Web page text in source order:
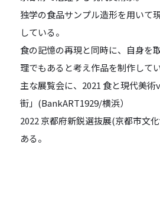
独学の食品サンプル造形を用いて
している。
食の記憶の再現と同時に、自身を
理でもあると考え作品を制作してい
主な展覧会に、2021 食と現代美術
街」(BankART1929/横浜）
2022 京都府新鋭選抜展(京都市文
ある。